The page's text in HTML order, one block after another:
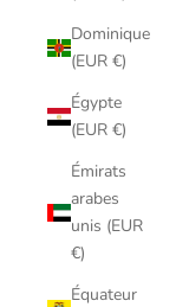
Dominique
(EUR €)
Égypte
(EUR €)
Émirats
arabes
unis (EUR
€)
Équateur